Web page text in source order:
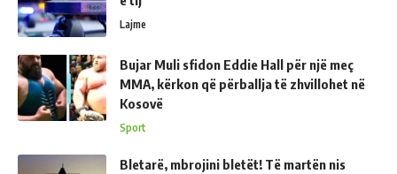
Lajme
Bujar Muli sfidon Eddie Hall për një meç
MMA, kërkon që përballja të zhvillohet në
Kosovë
Sport
Bletarë, mbrojini bletët! Të martën nis